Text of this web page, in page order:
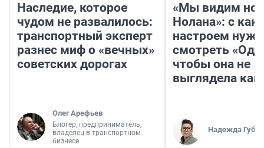
Наследие, которое
чудом не развалилось:
транспортный эксперт
разнес миф о «вечных»
советских дорогах
Олег Арефьев
Блогер, предприниматель,
владелец в транспортном
бизнесе
«Мы видим
Нолана»: с
настроем
смотреть
чтобы она не
выглядела как
Надежда